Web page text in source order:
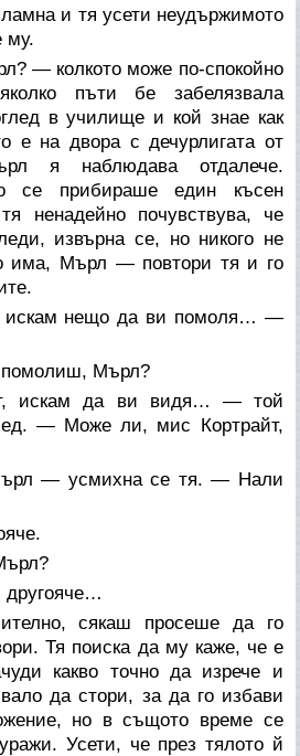
и тя усети неудържимото
му.
— колкото може по-спокойно
пъти бе забелязвала
в училище и кой знае как
е на двора с дечурлигата от
я наблюдава отдалече.
се прибираше един късен
ненадейно почувствува, че
извърна се, но никого не
има, Мърл — повтори тя и го
искам нещо да ви помоля… —
Мърл?
искам да ви видя… — той
— Може ли, мис Кортрайт,
— усмихна се тя. — Нали
сякаш просеше да го
Тя поиска да му каже, че е
какво точно да изрече и
да стори, за да го избави
но в същото време се
Усети, че през тялото й